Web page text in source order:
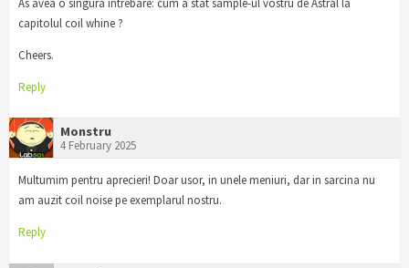
capitolul coil whine ?
Cheers.
Reply
Monstru
4 February 2025
Multumim pentru aprecieri! Doar usor, in unele meniuri, dar in sarcina nu
am auzit coil noise pe exemplarul nostru.
Reply